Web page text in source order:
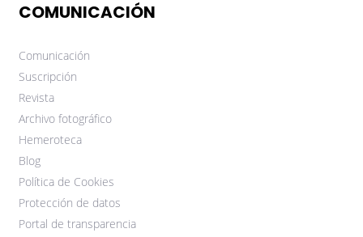
COMUNICACIÓN
Comunicación
Suscripción
Revista
Archivo fotográfico
Hemeroteca
Blog
Política de Cookies
Protección de datos
Portal de transparencia